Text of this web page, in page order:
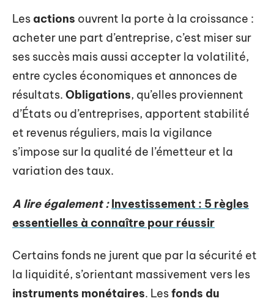
Les actions ouvrent la porte à la croissance :
acheter une part d’entreprise, c’est miser sur
ses succès mais aussi accepter la volatilité,
entre cycles économiques et annonces de
résultats. Obligations, qu’elles proviennent
d’États ou d’entreprises, apportent stabilité
et revenus réguliers, mais la vigilance
s’impose sur la qualité de l’émetteur et la
variation des taux.
A lire également : Investissement : 5 règles
essentielles à connaître pour réussir
Certains fonds ne jurent que par la sécurité et
la liquidité, s’orientant massivement vers les
instruments monétaires. Lesfonds du